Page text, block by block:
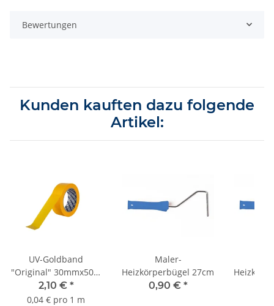
Bewertungen
Kunden kauften dazu folgende
Artikel:
UV-Goldband
"Original" 30mmx50m
bis 3 Monate Sorte
K055
2,10 € *
0,04 € pro 1 m
Maler-
Heizkörperbügel 27cm
0,90 € *